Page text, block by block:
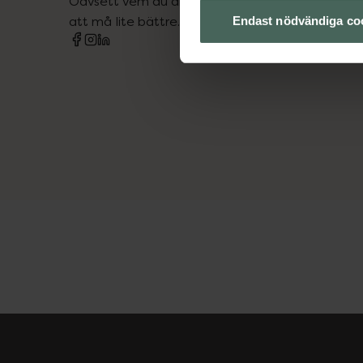
Endast nödvändiga
att må lite bättre. Välkommen att prata med